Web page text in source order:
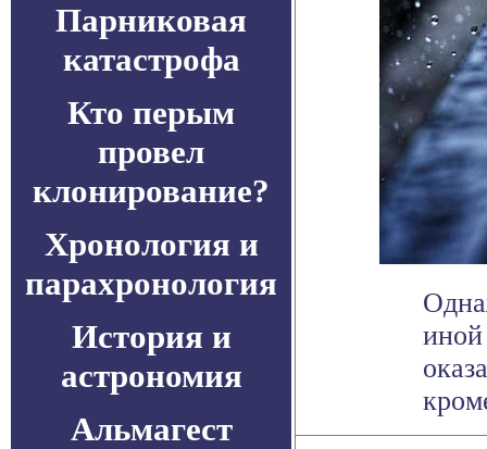
Парниковая
катастрофа
Кто перым
провел
клонирование?
Хронология и
парахронология
История и
астрономия
Альмагест